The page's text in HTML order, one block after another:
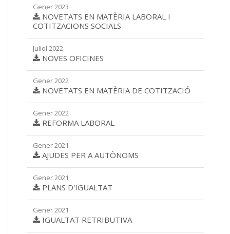
Gener 2023
NOVETATS EN MATÈRIA LABORAL I
COTITZACIONS SOCIALS
Juliol 2022
NOVES OFICINES
Gener 2022
NOVETATS EN MATÈRIA DE COTITZACIÓ
Gener 2022
REFORMA LABORAL
Gener 2021
AJUDES PER A AUTÒNOMS
Gener 2021
PLANS D'IGUALTAT
Gener 2021
IGUALTAT RETRIBUTIVA